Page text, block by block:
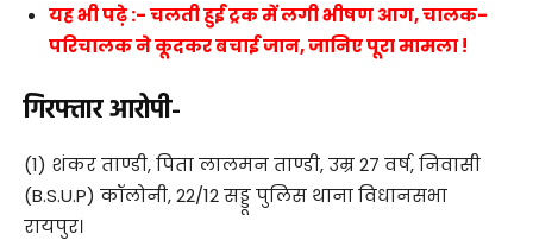
यह भी पढ़े :- चलती हुई ट्रक में लगी भीषण आग, चालक-
परिचालक ने कूदकर बचाई जान, जानिए पूरा मामला !
गिरफ्तार आरोपी-
(1) शंकर ताण्डी, पिता लालमन ताण्डी, उम्र 27 वर्ष, निवासी
(B.S.U.P) कॉलोनी, 22/12 सड्डू पुलिस थाना विधानसभा
रायपुर।